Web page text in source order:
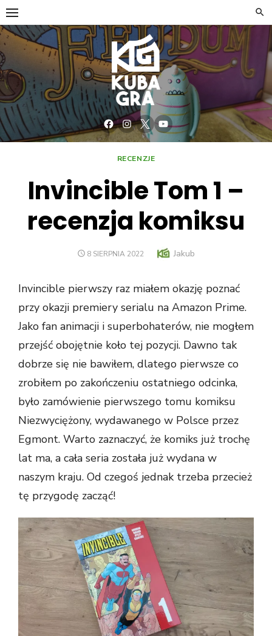
RECENZJE
Invincible Tom 1 –
recenzja komiksu
8 SIERPNIA 2022 Jakub
Invincible pierwszy raz miałem okazję poznać
przy okazji premiery serialu na Amazon Prime.
Jako fan animacji i superbohaterów, nie mogłem
przejść obojętnie koło tej pozycji. Dawno tak
dobrze się nie bawiłem, dlatego pierwsze co
zrobiłem po zakończeniu ostatniego odcinka,
było zamówienie pierwszego tomu komiksu
Niezwyciężony, wydawanego w Polsce przez
Egmont. Warto zaznaczyć, że komiks już trochę
lat ma, a cała seria została już wydana w
naszym kraju. Od czegoś jednak trzeba przecież
tę przygodę zacząć!